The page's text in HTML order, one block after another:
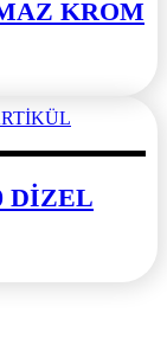
KROM
DİZEL